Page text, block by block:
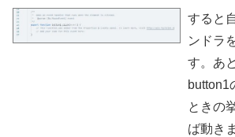
すると
ンドラ
す。あ
button1
ときの
ば動き